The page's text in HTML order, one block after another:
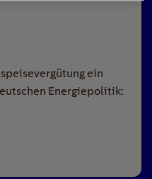
ein
Energiepolitik: